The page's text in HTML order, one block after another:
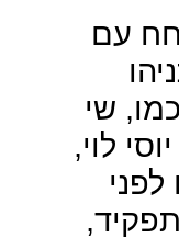
עם
שי
לוי,
לפני